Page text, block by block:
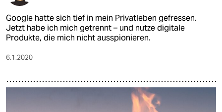
Google hatte sich tief in mein Privatleben gefressen.
Jetzt habe ich mich getrennt – und nutze digitale
Produkte, die mich nicht ausspionieren.
6.1.2020